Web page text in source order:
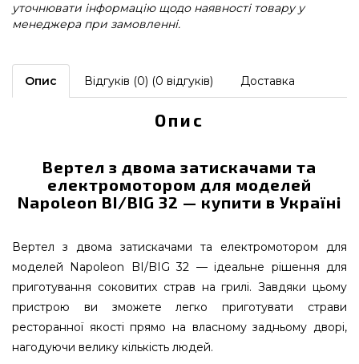
уточнювати інформацію щодо наявності товару у
менеджера при замовленні.
Опис Відгуків (0) (0 відгуків) Доставка
Опис
Вертел з двома затискачами та
електромотором для моделей
Napoleon BI/BIG 32 — купити в Україні
Вертел з двома затискачами та електромотором для
моделей Napoleon BI/BIG 32 — ідеальне рішення для
приготування соковитих страв на грилі. Завдяки цьому
пристрою ви зможете легко приготувати страви
ресторанної якості прямо на власному задньому дворі,
нагодуючи велику кількість людей.